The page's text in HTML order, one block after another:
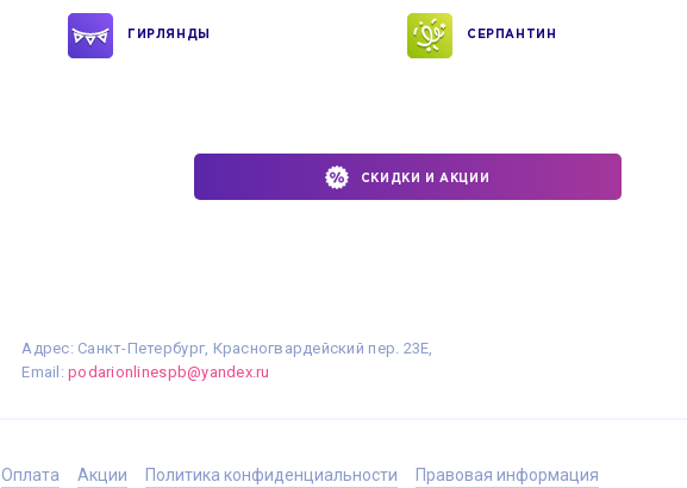
ГИРЛЯНДЫ СЕРПАНТИН
СКИДКИ И АКЦИИ
Адрес: Санкт-Петербург, Красногвардейский пер. 23Е,
Email:podarionlinespb@yandex.ru
Оплата Акции Политика конфиденциальности Правовая информация